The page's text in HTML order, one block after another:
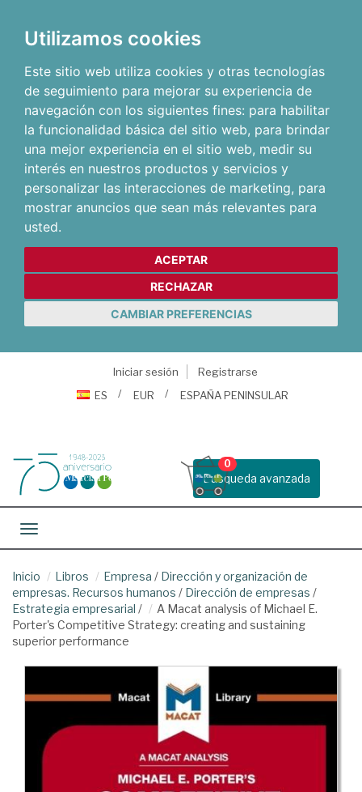
Utilizamos cookies
Este sitio web utiliza cookies y otras tecnologías
de seguimiento para mejorar su experiencia de
navegación con los siguientes fines: para habilitar
la funcionalidad básica del sitio web, para brindar
una mejor experiencia en el sitio web, medir su
interés en nuestros productos y servicios y
personalizar las interacciones de marketing, para
mostrar anuncios que sean más relevantes para
usted.
ACEPTAR
RECHAZAR
CAMBIAR PREFERENCIAS
Iniciar sesión
Registrarse
ES
EUR ESPAÑA PENINSULAR
Busqueda avanzada
0
Toggle navigation
Inicio Libros Empresa / Dirección y organización de
empresas. Recursos humanos / Dirección de empresas /
Estrategia empresarial /
A Macat analysis of Michael E.
Porter's Competitive Strategy: creating and sustaining
superior performance